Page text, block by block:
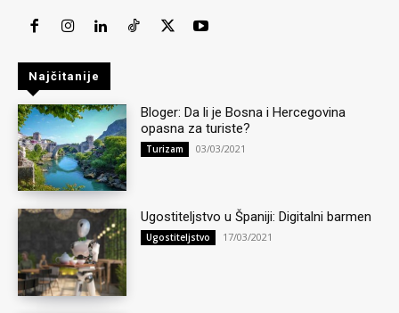
Najčitanije
Bloger: Da li je Bosna i Hercegovina
opasna za turiste?
Turizam 03/03/2021
Ugostiteljstvo u Španiji: Digitalni barmen
Ugostiteljstvo 17/03/2021